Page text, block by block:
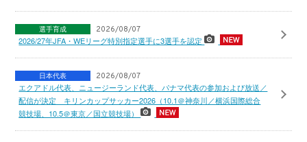
選手育成 2026/08/07
2026/27年JFA・WEリーグ特別指定選手に3選手を認定
日本代表 2026/08/07
エクアドル代表、ニュージーランド代表、パナマ代表の参加および放送／
配信が決定 キリンカップサッカー2026（10.1＠神奈川／横浜国際総合
競技場、10.5＠東京／国立競技場）